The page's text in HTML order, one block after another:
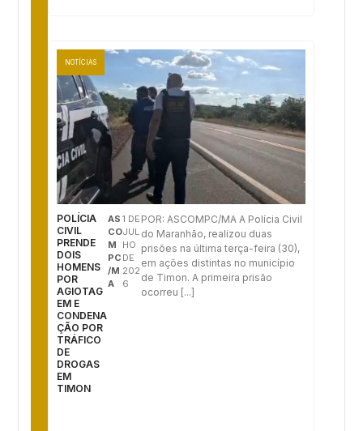
NOTÍCIAS
POLÍCIA
CIVIL
PRENDE
DOIS
HOMENS
POR
AGIOTAG
EM E
CONDENA
ÇÃO POR
TRÁFICO
DE
DROGAS
EM
TIMON
AS
CO
M
PC
/M
A
1 DE
JUL
HO
DE
202
6
POR: ASCOMPC/MA A Polícia Civil
do Maranhão, realizou duas
prisões na última terça-feira (30),
em ações distintas no município
de Timon. A primeira prisão
ocorreu [...]